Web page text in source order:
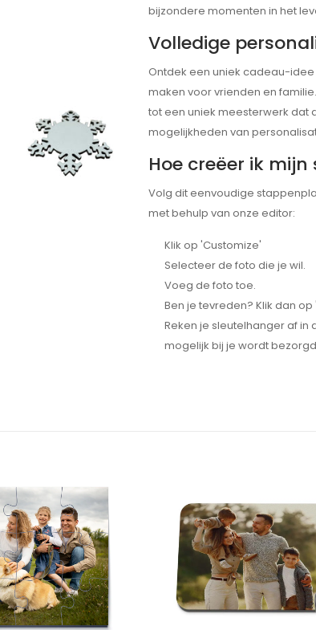
bijzondere momenten in het
Volledige
Ontdek een uniek cadeau-
maken voor vrienden en
tot een uniek meesterwerk dat
mogelijkheden van
Hoe creëer ik
Volg dit eenvoudige
met behulp van onze editor:
Klik op 'Customize'
Selecteer de foto die je wil.
Voeg de foto toe.
Ben je tevreden? Klik dan
Reken je sleutelhanger af in
mogelijk bij je wordt